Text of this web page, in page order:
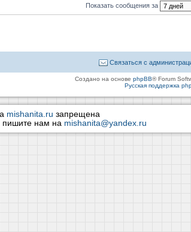
Показать сообщения за
Связаться с
Создано на основе phpBB® Forum
Русская поддержка
mishanita.ru запрещена
пишите нам на mishanita@yandex.ru